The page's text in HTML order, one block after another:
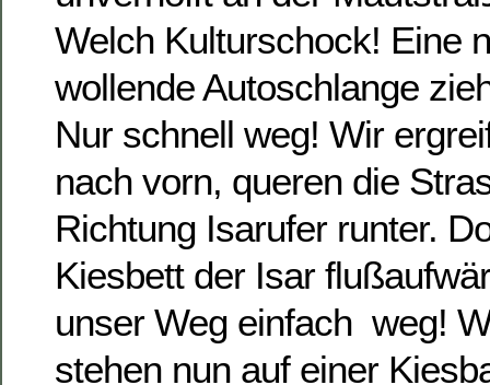
Welch Kulturschock! Eine
wollende Autoschlange
Nur schnell weg! Wir
nach vorn, queren die
Richtung Isarufer runter.
Kiesbett der Isar
unser Weg einfach weg!
stehen nun auf einer